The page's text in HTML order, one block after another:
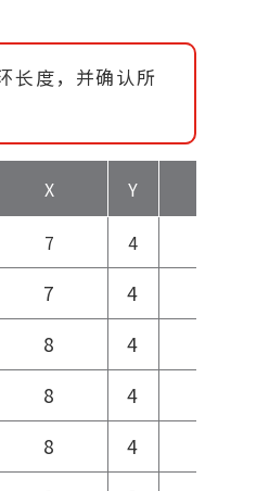
长度，并确认所
X Y
7 4
7 4
8 4
8 4
8 4